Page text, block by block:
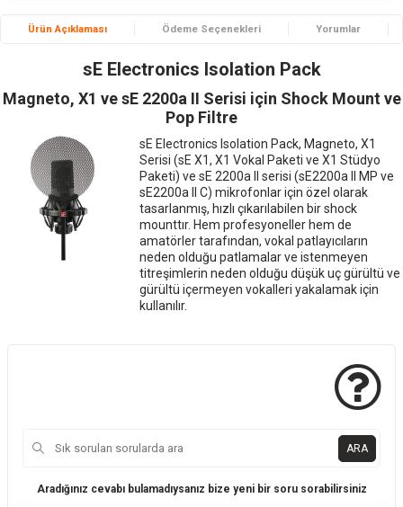
Ürün Açıklaması Ödeme Seçenekleri Yorumlar
sE Electronics Isolation Pack
Magneto, X1 ve sE 2200a II Serisi için Shock Mount ve
Pop Filtre
sE Electronics Isolation Pack, Magneto, X1
Serisi (sE X1, X1 Vokal Paketi ve X1 Stüdyo
Paketi) ve sE 2200a II serisi (sE2200a II MP ve
sE2200a II C) mikrofonlar için özel olarak
tasarlanmış, hızlı çıkarılabilen bir shock
mounttır. Hem profesyoneller hem de
amatörler tarafından, vokal patlayıcıların
neden olduğu patlamalar ve istenmeyen
titreşimlerin neden olduğu düşük uç gürültü ve
gürültü içermeyen vokalleri yakalamak için
kullanılır.
ARA
Aradığınız cevabı bulamadıysanız bize yeni bir soru sorabilirsiniz